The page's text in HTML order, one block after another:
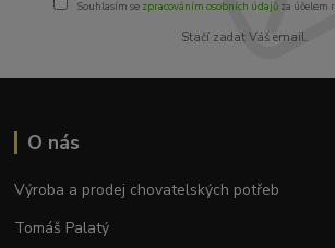
Souhlasím se zpracováním osobních údajůza účelem
Stačí zadat Váš email.
O nás
Výroba a prodej chovatelských potřeb
Tomáš Palatý